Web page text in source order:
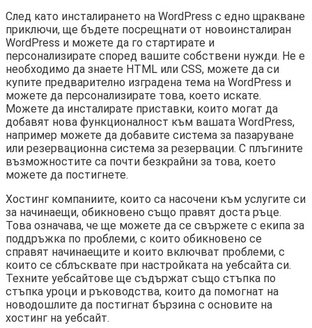
След като инсталирането на WordPress с едно щракване
приключи, ще бъдете посрещнати от новоинсталиран
WordPress и можете да го стартирате и
персонализирате според вашите собствени нужди. Не е
необходимо да знаете HTML или CSS, можете да си
купите предварително изградена тема на WordPress и
можете да персонализирате това, което искате.
Можете да инсталирате приставки, които могат да
добавят нова функционалност към вашата WordPress,
например можете да добавите система за пазаруване
или резервационна система за резервации. С плъгините
възможностите са почти безкрайни за това, което
можете да постигнете.
Хостинг компаниите, които са насочени към услугите си
за начинаещи, обикновено също правят доста ръце.
Това означава, че ще можете да се свържете с екипа за
поддръжка по проблеми, с които обикновено се
справят начинаещите и които включват проблеми, с
които се сблъсквате при настройката на уебсайта си.
Техните уебсайтове ще съдържат също стъпка по
стъпка уроци и ръководства, които да помогнат на
новодошлите да постигнат бързина с основите на
хостинг на уебсайт.